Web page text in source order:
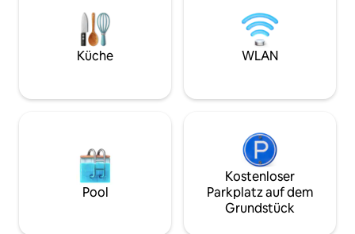
herein, dazu gibt es einen Whirlpool,
eine rauchfreie Feuerstelle und
2,4 Kilometer lange, ruhige Waldwege
direkt vor der Tür. Abgeschieden und
und dem umliegenden Downeast.
Dieser
einer Etage und
Badezimmer,
Küche, einen
Küche WLAN
Pool
Kostenloser
Parkplatz auf dem
Grundstück